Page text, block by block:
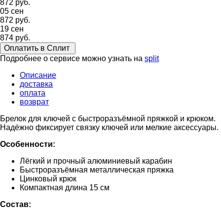
872 руб.
05 сен
872 руб.
19 сен
874 руб.
Оплатить в Сплит
Подробнее о сервисе можно узнать на split
Описание
доставка
оплата
возврат
Брелок для ключей с быстроразъёмной пряжкой и крюком.
Надёжно фиксирует связку ключей или мелкие аксессуары.
Особенности:
Лёгкий и прочный алюминиевый карабин
Быстроразъёмная металлическая пряжка
Цинковый крюк
Компактная длина 15 см
Состав: